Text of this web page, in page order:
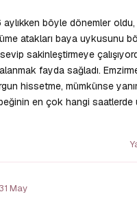
böyle dönemler
atakları baya uykusunu
sakinleştirmeye
fayda sağladı.
hissetme, mümkünse
en çok hangi saatlerde
31 May